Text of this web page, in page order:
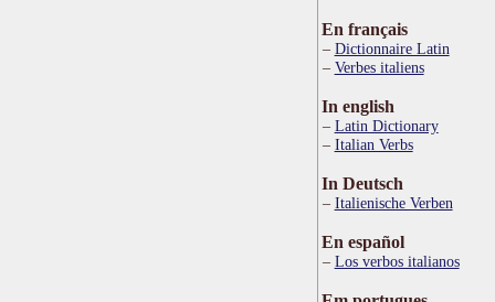
En français
Dictionnaire Latin
Verbes italiens
In english
Latin Dictionary
Italian Verbs
In Deutsch
Italienische Verben
En español
Los verbos italianos